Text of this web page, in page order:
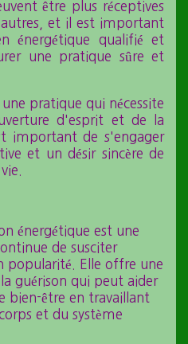
être plus réceptives
et il est important
énergétique qualifié et
une pratique sûre et
pratique qui nécessite
d'esprit et de la
important de s'engager
et un désir sincère de
énergétique est une
de susciter
popularité. Elle offre une
guérison qui peut aider
bien-être en travaillant
et du système